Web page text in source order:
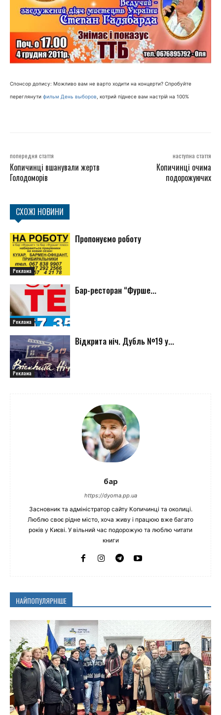
Спонсор допису: Можливо вам не варто ходити на концерти? Спробуйте
переглянути фильм День выборов , котрий піднесе вам настрій на 100%
попередня стаття
Копичинці вшанували жертв
Голодоморів
наступна стаття
Копичинці очима
подорожуючих
СХОЖІ НОВИНИ
Реклама
Пропонуємо роботу
Реклама
Бар-ресторан “Фурше...
Реклама
Відкрита ніч. Дубль №19 у...
бар
https://dyoma.pp.ua
Засновник та адміністратор сайту Копичинці та околиці.
Люблю своє рідне місто, хоча живу і працюю вже багато
років у Києві. У вільний час подорожую та люблю читати
книги
НАЙПОПУЛЯРНІШЕ